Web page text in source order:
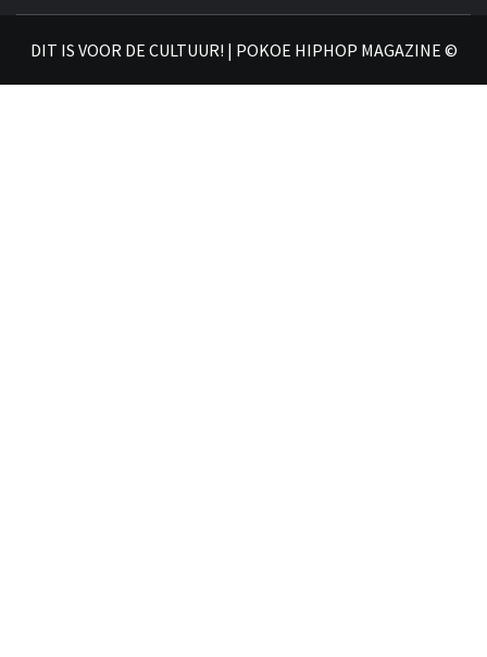
DIT IS VOOR DE CULTUUR! | POKOE HIPHOP MAGAZINE ©